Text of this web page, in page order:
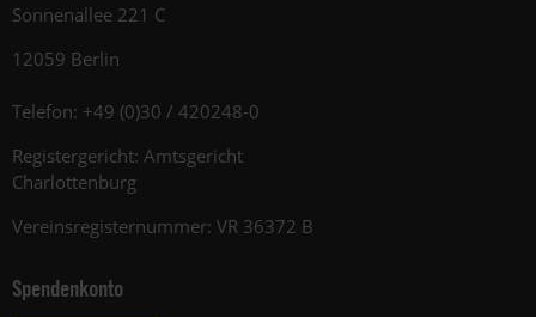
Sonnenallee 221 C
12059 Berlin
Telefon: +49 (0)30 / 420248-0
Registergericht: Amtsgericht
Charlottenburg
Vereinsregisternummer: VR 36372 B
Spendenkonto